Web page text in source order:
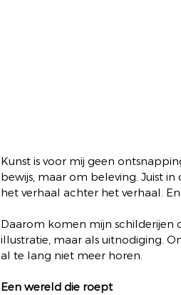
Kunst is voor mij geen
bewijs, maar om beleving. Juist
het verhaal achter het verhaal.
Daarom komen mijn schilderijen
illustratie, maar als uitnodiging.
al te lang niet meer horen.
Een wereld die roept